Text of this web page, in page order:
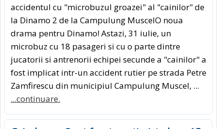
accidentul cu "microbuzul groazei" al "cainilor" de
la Dinamo 2 de la Campulung MuscelO noua
drama pentru Dinamo! Astazi, 31 iulie, un
microbuz cu 18 pasageri si cu o parte dintre
jucatorii si antrenorii echipei secunde a "cainilor" a
fost implicat intr-un accident rutier pe strada Petre
Zamfirescu din municipiul Campulung Muscel, ...
...continuare.